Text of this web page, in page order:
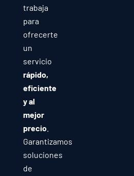
trabaja
para
ofrecerte
un
servicio
rápido,
eficiente
y al
mejor
precio.
Garantizamos
soluciones
de